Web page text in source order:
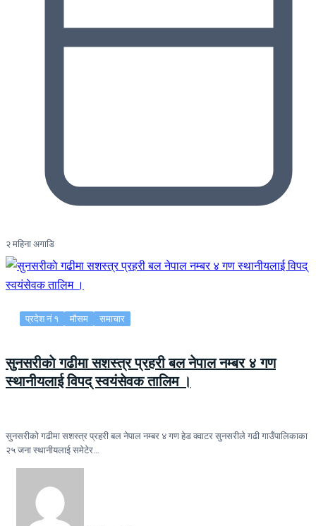
२ महिना अगाडि
प्रदेश नं १ मौसम समाचार
सुनसरीकाे गढीमा सशस्त्र प्रहरी बल नेपाल नम्बर ४ गण
स्थानीयलाई विपद् स्वयंसेवक तालिम ।
सुनसरीकाे गढीमा सशस्त्र प्रहरी बल नेपाल नम्बर ४ गण हेड क्वाटर सुनसरीले गढी गाउँपालिकाका
२५ जना स्थानीयलाई समेटेर…